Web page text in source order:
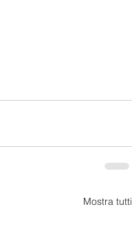
Mostra tutti